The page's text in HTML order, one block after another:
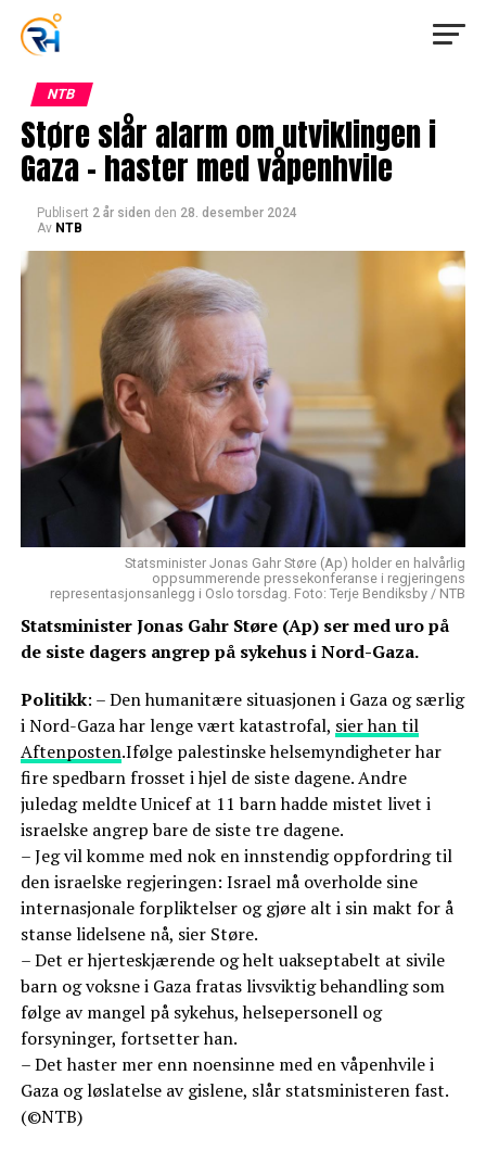
NTB
Støre slår alarm om utviklingen i
Gaza – haster med våpenhvile
Publisert 2 år siden den 28. desember 2024
Av NTB
Statsminister Jonas Gahr Støre (Ap) holder en halvårlig
oppsummerende pressekonferanse i regjeringens
representasjonsanlegg i Oslo torsdag. Foto: Terje Bendiksby / NTB
Statsminister Jonas Gahr Støre (Ap) ser med uro på
de siste dagers angrep på sykehus i Nord-Gaza.
Politikk: – Den humanitære situasjonen i Gaza og særlig
i Nord-Gaza har lenge vært katastrofal, sier han til
Aftenposten.Ifølge palestinske helsemyndigheter har
fire spedbarn frosset i hjel de siste dagene. Andre
juledag meldte Unicef at 11 barn hadde mistet livet i
israelske angrep bare de siste tre dagene.
– Jeg vil komme med nok en innstendig oppfordring til
den israelske regjeringen: Israel må overholde sine
internasjonale forpliktelser og gjøre alt i sin makt for å
stanse lidelsene nå, sier Støre.
– Det er hjerteskjærende og helt uakseptabelt at sivile
barn og voksne i Gaza fratas livsviktig behandling som
følge av mangel på sykehus, helsepersonell og
forsyninger, fortsetter han.
– Det haster mer enn noensinne med en våpenhvile i
Gaza og løslatelse av gislene, slår statsministeren fast.
(©NTB)